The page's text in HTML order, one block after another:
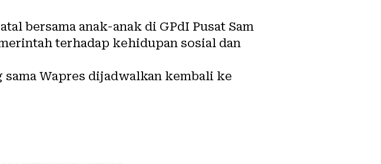
bersama anak-anak di GPdI Pusat Sam
terhadap kehidupan sosial dan
Wapres dijadwalkan kembali ke